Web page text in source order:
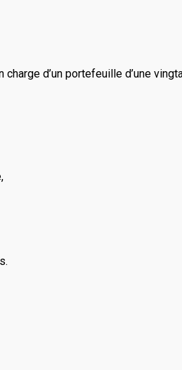
d’un portefeuille d’une